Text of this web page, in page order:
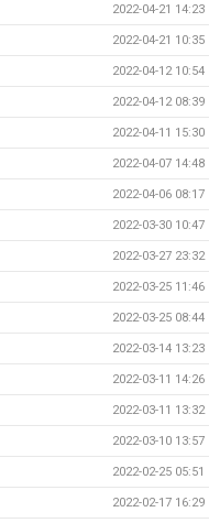
2022-04-21 14:23
2022-04-21 10:35
2022-04-12 10:54
2022-04-12 08:39
2022-04-11 15:30
2022-04-07 14:48
2022-04-06 08:17
2022-03-30 10:47
2022-03-27 23:32
2022-03-25 11:46
2022-03-25 08:44
2022-03-14 13:23
2022-03-11 14:26
2022-03-11 13:32
2022-03-10 13:57
2022-02-25 05:51
2022-02-17 16:29